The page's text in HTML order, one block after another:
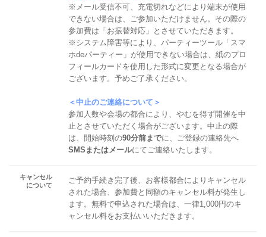
※メール受信不可、充電切れなどにより端末が使用
できない場合は、ご参加いただけません。その際の
参加費は「お振替対応」とさせていただきます。
※システム障害等により、パーティーツール「スマ
ホdeパーティー」が使用できない場合は、紙のプロ
フィールカードを使用した形式に変更となる場合が
ございます。予めご了承ください。
＜中止のご連絡について＞
参加人数や会場の都合により、やむを得ず開催を中
止とさせていただく場合がございます。中止の際
は、開始時刻の90分前までに、ご登録の連絡先へ
SMSまたはメールにてご連絡いたします。
キャンセル
について
ご予約手続き完了後、お客様都合によりキャンセル
された場合、参加費と同額のキャンセル料が発生し
ます。無料で申込された場合は、一律1,000円のキ
ャンセル料をお支払いいただきます。